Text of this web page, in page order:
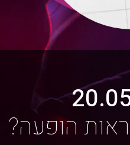
הופעה?